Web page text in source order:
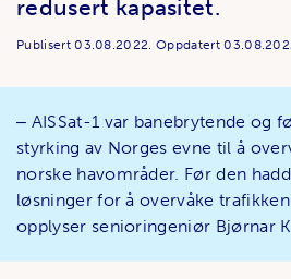
redusert kapasitet.
Publisert03.08.2022.Oppdatert
‒ AISSat-1 var banebrytende og
styrking av Norges evne til å
norske havområder. Før den
løsninger for å overvåke
opplyser senioringeniør Bjørnar